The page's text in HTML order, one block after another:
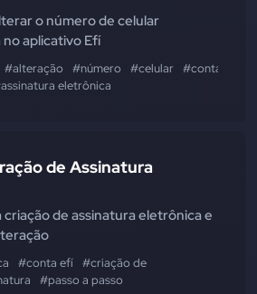
o número de celular
aplicativo Efí
#alteração #número #celular #conta
eletrônica
de Assinatura
criação de assinatura eletrônica e
#conta efí #criação de
#passo a passo